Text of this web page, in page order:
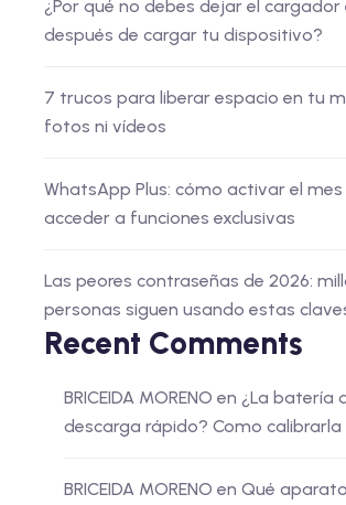
¿Por qué no debes dejar el
después de cargar tu dispositivo?
7 trucos para liberar espacio en tu
fotos ni vídeos
WhatsApp Plus: cómo activar el
acceder a funciones exclusivas
Las peores contraseñas de 2026:
personas siguen usando estas
Recent Comments
BRICEIDA MORENO en ¿La batería
descarga rápido? Como calibrarla
BRICEIDA MORENO en Qué